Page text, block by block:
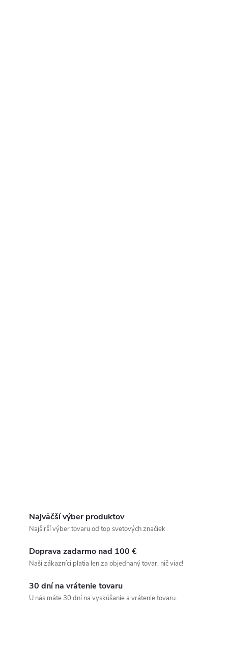
Najväčší výber produktov
Najširší výber tovaru od top svetových značiek
Doprava zadarmo nad 100 €
Naši zákazníci platia len za objednaný tovar, nič viac!
30 dní na vrátenie tovaru
U nás máte 30 dní na vyskúšanie a vrátenie tovaru.